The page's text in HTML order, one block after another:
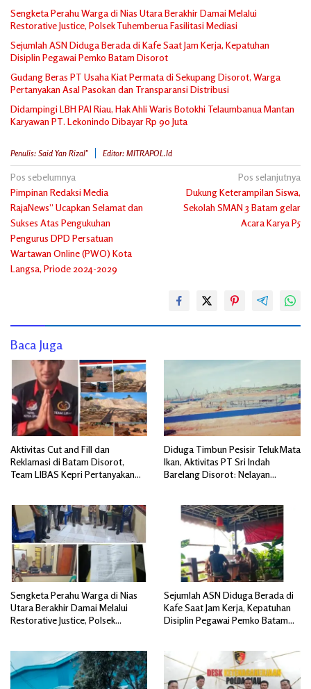
Sengketa Perahu Warga di Nias Utara Berakhir Damai Melalui
Restorative Justice, Polsek Tuhemberua Fasilitasi Mediasi
Sejumlah ASN Diduga Berada di Kafe Saat Jam Kerja, Kepatuhan
Disiplin Pegawai Pemko Batam Disorot
Gudang Beras PT Usaha Kiat Permata di Sekupang Disorot, Warga
Pertanyakan Asal Pasokan dan Transparansi Distribusi
Didampingi LBH PAI Riau, Hak Ahli Waris Botokhi Telaumbanua Mantan
Karyawan PT. Lekonindo Dibayar Rp 90 Juta
Penulis: Said Yan Rizal" Editor: MITRAPOL.id
Navigasi
pos
Pos sebelumnya
Pimpinan Redaksi Media
RajaNews” Ucapkan Selamat dan
Sukses Atas Pengukuhan
Pengurus DPD Persatuan
Wartawan Online (PWO) Kota
Langsa, Priode 2024-2029
Pos selanjutnya
Dukung Keterampilan Siswa,
Sekolah SMAN 3 Batam gelar
Acara Karya P5
Baca Juga
Aktivitas Cut and Fill dan
Reklamasi di Batam Disorot,
Team LIBAS Kepri Pertanyakan
Diduga Timbun Pesisir Teluk Mata
Ikan, Aktivitas PT Sri Indah
Barelang Disorot: Nelayan
Sengketa Perahu Warga di Nias
Utara Berakhir Damai Melalui
Restorative Justice, Polsek
Sejumlah ASN Diduga Berada di
Kafe Saat Jam Kerja, Kepatuhan
Disiplin Pegawai Pemko Batam